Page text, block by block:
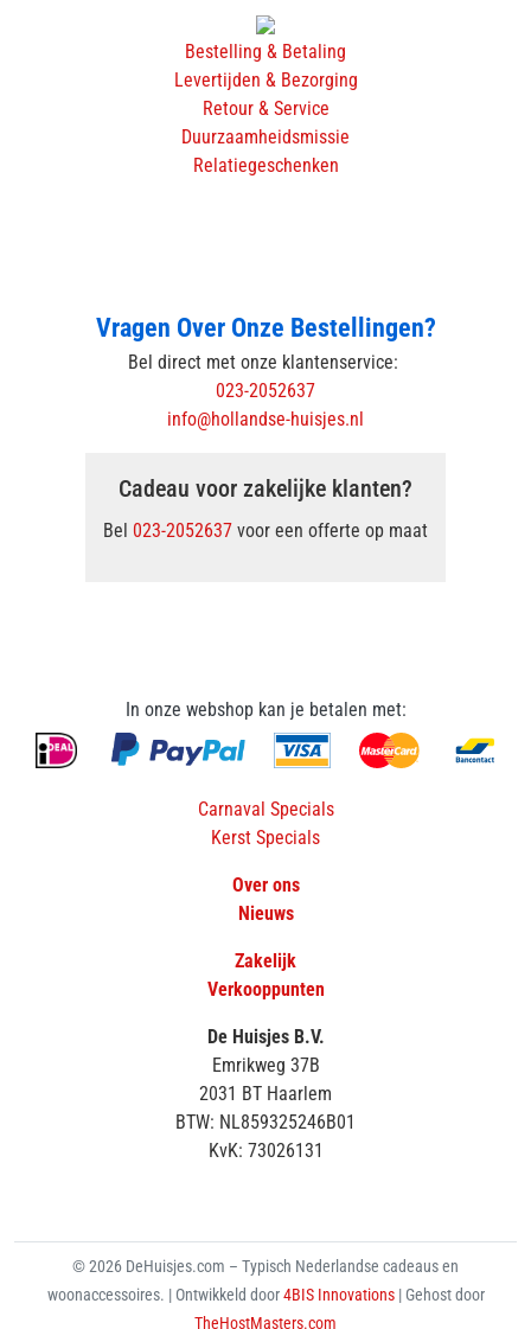
Bestelling & Betaling
Levertijden & Bezorging
Retour & Service
Duurzaamheidsmissie
Relatiegeschenken
Vragen Over Onze Bestellingen?
Bel direct met onze klantenservice:
023-2052637
info@hollandse-huisjes.nl
Cadeau voor zakelijke klanten?
Bel 023-2052637 voor een offerte op maat
In onze webshop kan je betalen met:
Carnaval Specials
Kerst Specials
Over ons
Nieuws
Zakelijk
Verkooppunten
De Huisjes B.V.
Emrikweg 37B
2031 BT Haarlem
BTW: NL859325246B01
KvK: 73026131
© 2026 DeHuisjes.com – Typisch Nederlandse cadeaus en
woonaccessoires. | Ontwikkeld door4BIS Innovations | Gehost door
TheHostMasters.com